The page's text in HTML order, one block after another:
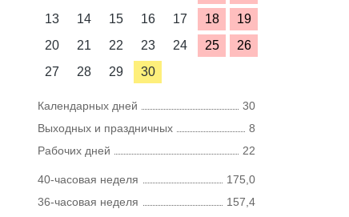
13
14 15 16 17 18
19
20
21 22 23 24 25
26
27
28 29 30
Календарных дней
30
Выходных и праздничных
8
Рабочих дней
22
40-часовая неделя
175,0
36-часовая неделя
157,4